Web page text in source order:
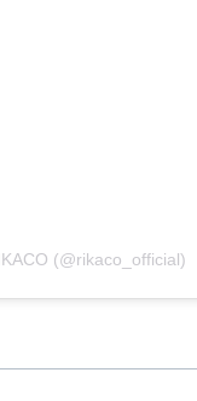
(@rikaco_official)